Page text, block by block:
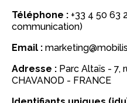
Téléphone : +33 4 50 63
communication)
Email :
Adresse : Parc Altaïs - 7,
CHAVANOD - FRANCE